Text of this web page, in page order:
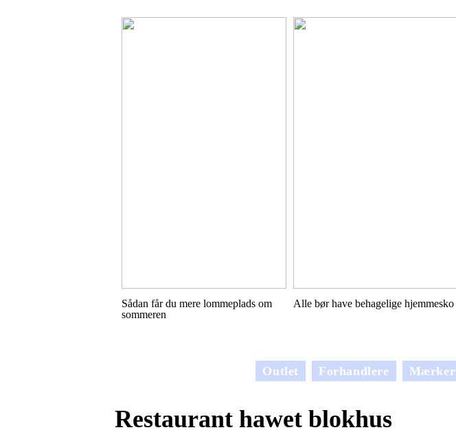
Sådan får du mere lommeplads om
sommeren
Alle bør have behagelige hjemmesko
Outlet Forhandlere Mærker
Restaurant hawet blokhus